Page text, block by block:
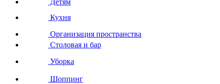
Кухня
Организация пространства
Столовая и бар
Уборка
Шоппинг